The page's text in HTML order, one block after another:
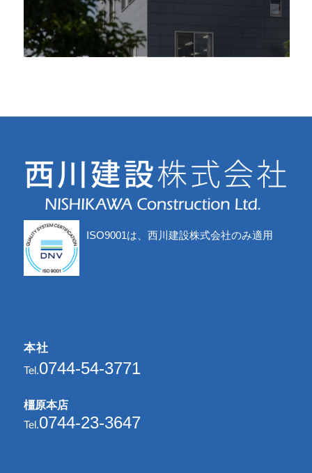
ISO9001は、西川建設株式会社のみ適用
本社
Tel.0744-54-3771
橿原本店
Tel.0744-23-3647